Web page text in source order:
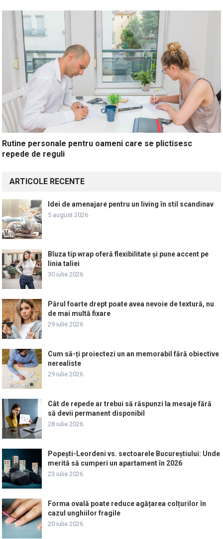
Rutine personale pentru oameni care se plictisesc
repede de reguli
ARTICOLE RECENTE
Idei de amenajare pentru un living în stil scandinav
5 august 2026
Bluza tip wrap oferă flexibilitate și pune accent pe
linia taliei
30 iulie 2026
Părul foarte drept poate avea nevoie de textură, nu
de mai multă fixare
29 iulie 2026
Cum să-ți proiectezi un an memorabil fără obiective
nerealiste
29 iulie 2026
Cât de repede ar trebui să răspunzi la mesaje fără
să devii permanent disponibil
28 iulie 2026
Popești-Leordeni vs. sectoarele Bucureștiului: Unde
merită să cumperi un apartament în 2026
23 iulie 2026
Forma ovală poate reduce agățarea colțurilor în
cazul unghiilor fragile
20 iulie 2026